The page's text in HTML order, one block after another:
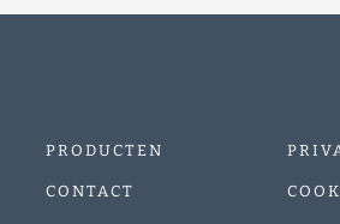
PRODUCTEN
CONTACT